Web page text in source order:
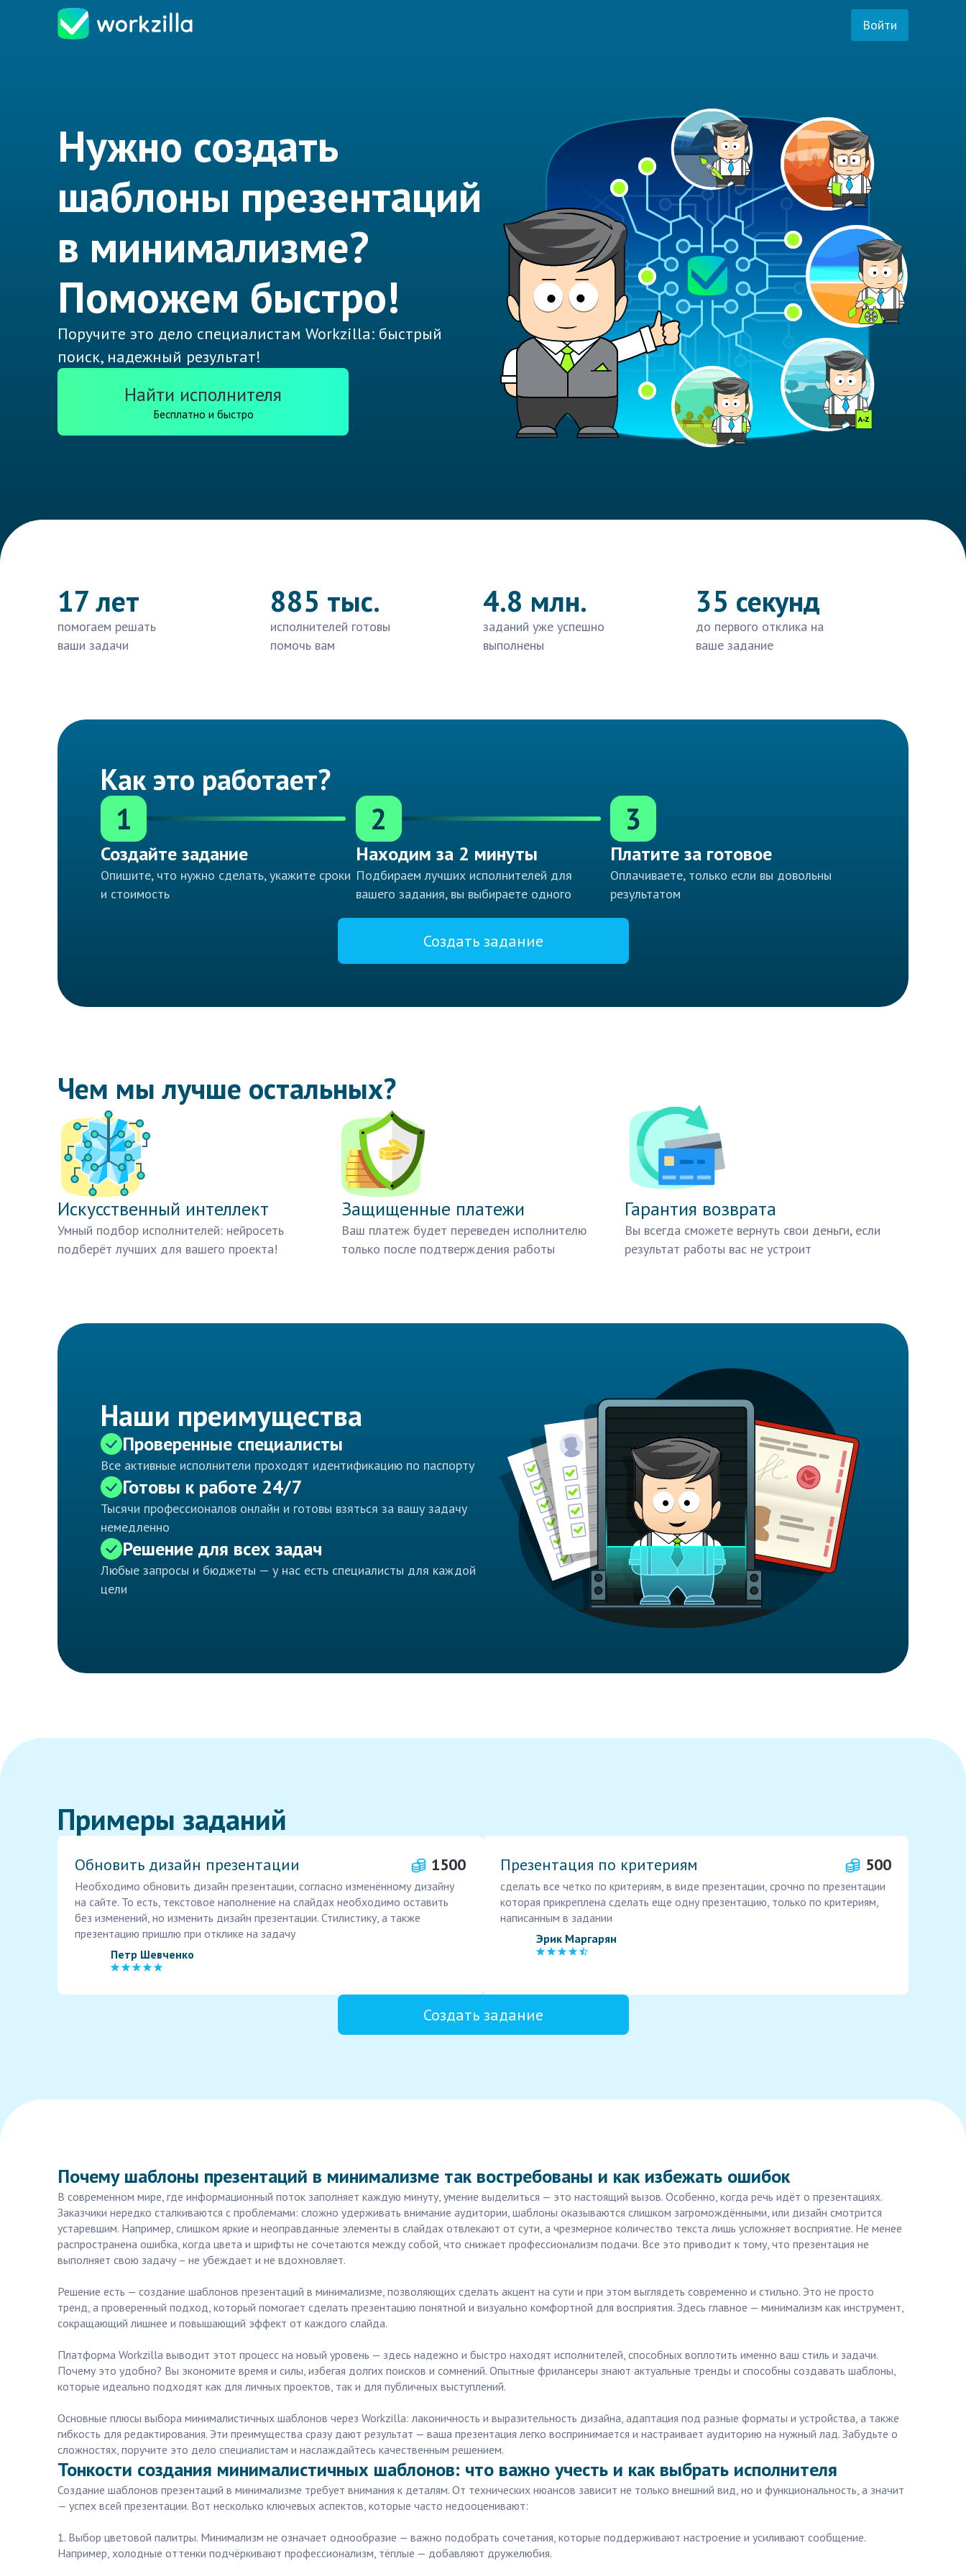
Войти
Нужно создать
шаблоны презентаций
в минимализме?
Поможем быстро!
Поручите это дело специалистам Workzilla: быстрый
поиск, надежный результат!
Найти исполнителя
Бесплатно и быстро
17 лет
помогаем решать
ваши задачи
885 тыс.
исполнителей готовы
помочь вам
4.8 млн.
заданий уже успешно
выполнены
35 секунд
до первого отклика на
ваше задание
Как это работает?
1
Создайте задание
Опишите, что нужно сделать, укажите сроки
и стоимость
2
Находим за 2 минуты
Подбираем лучших исполнителей для
вашего задания, вы выбираете одного
3
Платите за готовое
Оплачиваете, только если вы довольны
результатом
Создать задание
Чем мы лучше остальных?
Искусственный интеллект
Умный подбор исполнителей: нейросеть
подберёт лучших для вашего проекта!
Защищенные платежи
Ваш платеж будет переведен исполнителю
только после подтверждения работы
Гарантия возврата
Вы всегда сможете вернуть свои деньги, если
результат работы вас не устроит
Наши преимущества
Проверенные специалисты
Все активные исполнители проходят идентификацию по паспорту
Готовы к работе 24/7
Тысячи профессионалов онлайн и готовы взяться за вашу задачу
немедленно
Решение для всех задач
Любые запросы и бюджеты — у нас есть специалисты для каждой
цели
Примеры заданий
Обновить дизайн презентации 1500
Необходимо обновить дизайн презентации, согласно изменённому дизайну
на сайте. То есть, текстовое наполнение на слайдах необходимо оставить
без изменений, но изменить дизайн презентации. Стилистику, а также
презентацию пришлю при отклике на задачу
Петр Шевченко
Презентация по критериям 500
сделать все четко по критериям, в виде презентации, срочно по презентации
которая прикреплена сделать еще одну презентацию, только по критериям,
написанным в задании
Эрик Маргарян
Создать задание
Почему шаблоны презентаций в минимализме так востребованы и как избежать ошибок
В современном мире, где информационный поток заполняет каждую минуту, умение выделиться — это настоящий вызов. Особенно, когда речь идёт о презентациях.
Заказчики нередко сталкиваются с проблемами: сложно удерживать внимание аудитории, шаблоны оказываются слишком загромождёнными, или дизайн смотрится
устаревшим. Например, слишком яркие и неоправданные элементы в слайдах отвлекают от сути, а чрезмерное количество текста лишь усложняет восприятие. Не менее
распространена ошибка, когда цвета и шрифты не сочетаются между собой, что снижает профессионализм подачи. Все это приводит к тому, что презентация не
выполняет свою задачу – не убеждает и не вдохновляет.
Решение есть — создание шаблонов презентаций в минимализме, позволяющих сделать акцент на сути и при этом выглядеть современно и стильно. Это не просто
тренд, а проверенный подход, который помогает сделать презентацию понятной и визуально комфортной для восприятия. Здесь главное — минимализм как инструмент,
сокращающий лишнее и повышающий эффект от каждого слайда.
Платформа Workzilla выводит этот процесс на новый уровень — здесь надежно и быстро находят исполнителей, способных воплотить именно ваш стиль и задачи.
Почему это удобно? Вы экономите время и силы, избегая долгих поисков и сомнений. Опытные фрилансеры знают актуальные тренды и способны создавать шаблоны,
которые идеально подходят как для личных проектов, так и для публичных выступлений.
Основные плюсы выбора минималистичных шаблонов через Workzilla: лаконичность и выразительность дизайна, адаптация под разные форматы и устройства, а также
гибкость для редактирования. Эти преимущества сразу дают результат — ваша презентация легко воспринимается и настраивает аудиторию на нужный лад. Забудьте о
сложностях, поручите это дело специалистам и наслаждайтесь качественным решением.
Тонкости создания минималистичных шаблонов: что важно учесть и как выбрать исполнителя
Создание шаблонов презентаций в минимализме требует внимания к деталям. От технических нюансов зависит не только внешний вид, но и функциональность, а значит
— успех всей презентации. Вот несколько ключевых аспектов, которые часто недооценивают:
1. Выбор цветовой палитры. Минимализм не означает однообразие — важно подобрать сочетания, которые поддерживают настроение и усиливают сообщение.
Например, холодные оттенки подчёркивают профессионализм, тёплые — добавляют дружелюбия.